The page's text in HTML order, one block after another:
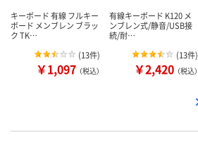
キーボード 有線 フルキー
ボード メンブレン ブラッ
ク TK…
(13件)
￥1,097 （税込）
有線キーボード K120 メ
ンブレン式/静音/USB接
続/耐…
(13件)
￥2,420 （税込）